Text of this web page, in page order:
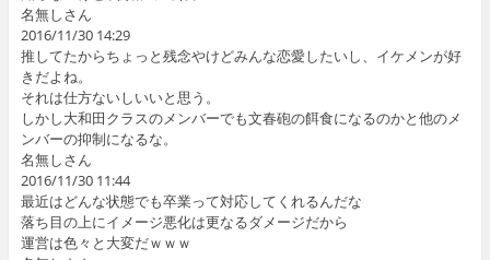
名無しさん
2016/11/30 14:29
推してたからちょっと残念やけどみんな恋愛したいし、イケメンが好
きだよね。
それは仕方ないしいいと思う。
しかし大和田クラスのメンバーでも文春砲の餌食になるのかと他のメ
ンバーの抑制になるな。
名無しさん
2016/11/30 11:44
最近はどんな状態でも卒業って対応してくれるんだな
落ち目の上にイメージ悪化は更なるダメージだから
運営は色々と大変だｗｗｗ